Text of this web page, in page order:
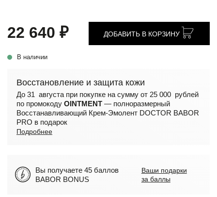
22 640 ₽
В наличии
ДОБАВИТЬ В КОРЗИНУ
Восстановление и защита кожи
До 31 августа при покупке на сумму от 25 000 рублей
по промокоду OINTMENT — полноразмерный
Восстанавливающий Крем-Эмолент DOCTOR BABOR
PRO в подарок
Подробнее
Вы получаете 45 баллов
BABOR BONUS
Ваши подарки
за баллы